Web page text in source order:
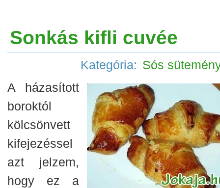
Sonkás kifli cuvée
Kategória: Sós
A házasított
boroktól
kölcsönvett
kifejezéssel
azt jelzem,
hogy ez a